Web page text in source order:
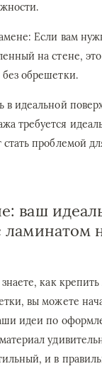
Если вам
на стене,
обрешетки.
в идеальной
требуется
проблемой
ваш
ламинатом
как
вы можете
идеи по
и в